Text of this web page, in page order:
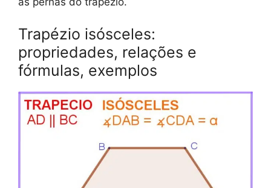
Trapézio isósceles:
propriedades, relações e
fórmulas, exemplos